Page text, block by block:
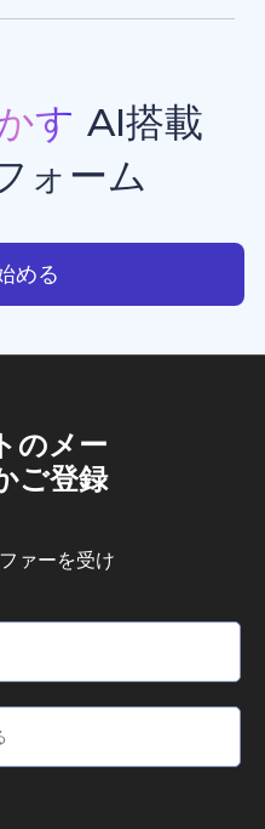
アニメーション制作・
ます。
用できる中でもトップ
えており、クリエイタ
ターが、スタジオ品質
ンテンツを手軽に制作
す。
す AI搭載
ォーム
める
のメー
ご登録
ァーを受け